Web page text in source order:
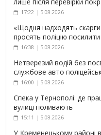
17:22 | 5.08.2026
«Щодня надходять
просять поліцію
16:38 | 5.08.2026
Нетверезий водій без
службове авто
16:00 | 5.08.2026
Спека у Тернополі: де
вулиці поливають
15:11 | 5.08.2026
У Кременецькому районі